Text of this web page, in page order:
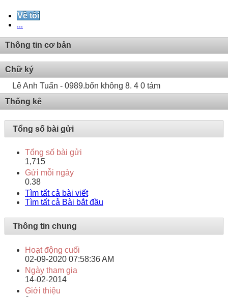
Về tôi
...
Thông tin cơ bản
Chữ ký
Lê Anh Tuấn - 0989.bốn không 8. 4 0 tám
Thống kê
Tổng số bài gửi
Tổng số bài gửi
1,715
Gửi mỗi ngày
0.38
Tìm tất cả bài viết
Tìm tất cả Bài bắt đầu
Thông tin chung
Hoạt động cuối
02-09-2020 07:58:36 AM
Ngày tham gia
14-02-2014
Giới thiệu